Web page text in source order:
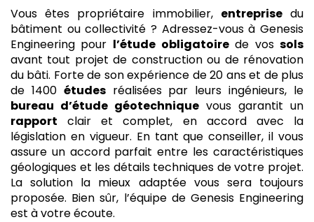
Vous êtes propriétaire immobilier, entreprisedu
bâtiment ou collectivité ? Adressez-vous à Genesis
Engineering pour l’étude obligatoire de vossols
avant tout projet de construction ou de rénovation
du bâti. Forte de son expérience de 20 ans et de plus
de 1400 étudesréalisées par leurs ingénieurs, le
bureau d’étude géotechnique vous garantit un
rapport clair et complet, en accord avec la
législation en vigueur. En tant que conseiller, il vous
assure un accord parfait entre les caractéristiques
géologiques et les détails techniques de votre projet.
La solution la mieux adaptée vous sera toujours
proposée. Bien sûr, l’équipe de Genesis Engineering
est à votre écoute.